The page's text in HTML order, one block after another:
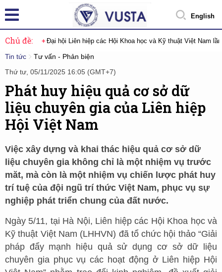
English
Chủ đề: Đại hội Liên hiệp các Hội Khoa học và Kỹ thuật Việt Nam
Tin tức
Tư vấn - Phản biện
Thứ tư, 05/11/2025 16:05 (GMT+7)
Phát huy hiệu quả cơ sở dữ
liệu chuyên gia của Liên hiệp
Hội Việt Nam
Việc xây dựng và khai thác hiệu quả cơ sở dữ
liệu chuyên gia không chỉ là một nhiệm vụ trước
măt, mà còn là một nhiệm vụ chiến lược phát huy
trí tuệ của đội ngũ trí thức Việt Nam, phục vụ sự
nghiệp phát triển chung của đất nước.
Ngày 5/11, tại Hà Nội, Liên hiệp các Hội Khoa học và
Kỹ thuật Việt Nam (LHHVN) đã tổ chức hội thảo “Giải
pháp đẩy mạnh hiệu quả sử dụng cơ sở dữ liệu
chuyên gia phục vụ các hoạt động ở Liên hiệp Hội